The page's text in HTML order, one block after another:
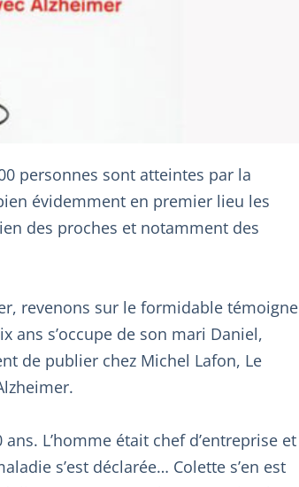
personnes sont atteintes par la
évidemment en premier lieu les
des proches et notamment des
revenons sur le formidable témoigne
ans s’occupe de son mari Daniel,
de publier chez Michel Lafon, Le
L’homme était chef d’entreprise et
s’est déclarée… Colette s’en est